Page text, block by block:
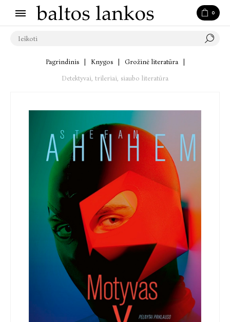
0
Pagrindinis Knygos Grožinė literatūra
Detektyvai, trileriai, siaubo literatūra